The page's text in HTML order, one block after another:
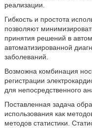
реализации.
Гибкость и простота
позволяют
принятия решений в
автоматизированной
заболеваний.
Возможна комбинация
регистрации
для непосредственного
Поставленная задача
использования как
методов статистики.